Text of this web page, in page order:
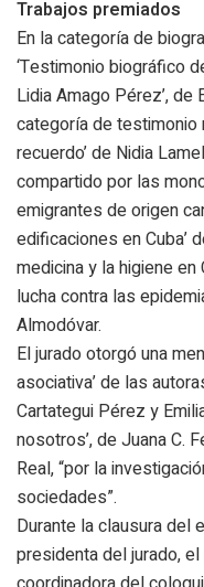
Trabajos premiados
En la categoría de
‘Testimonio biográfico
Lidia Amago Pérez’, de
categoría de testimonio
recuerdo’ de Nidia
compartido por las
emigrantes de origen
edificaciones en Cuba’
medicina y la higiene
lucha contra las
Almodóvar.
El jurado otorgó una
asociativa’ de las
Cartategui Pérez y
nosotros’, de Juana C.
Real, “por la
sociedades”.
Durante la clausura del
presidenta del jurado,